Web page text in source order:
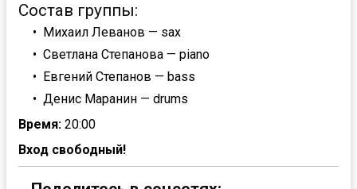
Состав группы:
Михаил Леванов — sax
Светлана Степанова — piano
Евгений Степанов — bass
Денис Маранин — drums
Время: 20:00
Вход свободный!